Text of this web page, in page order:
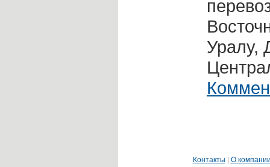
Уралу,
Контакты О